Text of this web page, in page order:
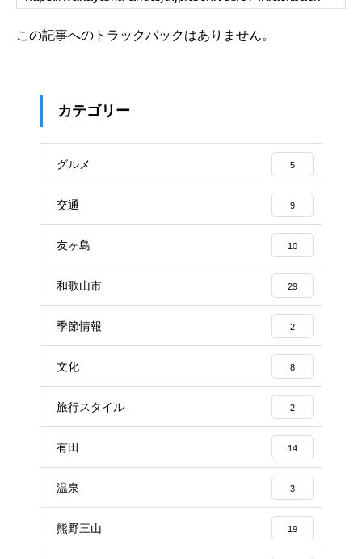
この記事へのトラックバックはありません。
カテゴリー
グルメ 5
交通 9
友ヶ島 10
和歌山市 29
季節情報 2
文化 8
旅行スタイル 2
有田 14
温泉 3
熊野三山 19